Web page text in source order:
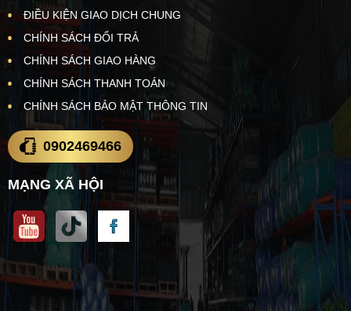
ĐIỀU KIỆN GIAO DỊCH CHUNG
CHÍNH SÁCH ĐỔI TRẢ
CHÍNH SÁCH GIAO HÀNG
CHÍNH SÁCH THANH TOÁN
CHÍNH SÁCH BẢO MẬT THÔNG TIN
0902469466
MẠNG XÃ HỘI